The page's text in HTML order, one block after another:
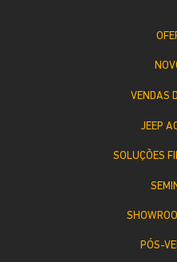
VENDAS
JEEP
SOLUÇÕES
PÓS-